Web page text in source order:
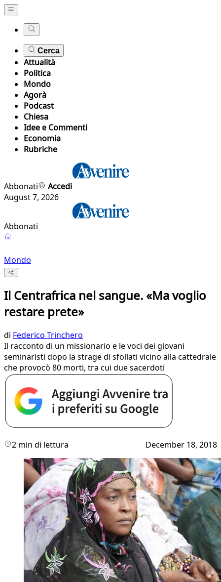
Cerca
Attualità
Politica
Mondo
Agorà
Podcast
Chiesa
Idee e Commenti
Economia
Rubriche
Abbonati
Accedi
August 7, 2026
Abbonati
Mondo
Il Centrafrica nel sangue. «Ma voglio
restare prete»
di Federico Trinchero
Il racconto di un missionario e le voci dei giovani
seminaristi dopo la strage di sfollati vicino alla cattedrale
che provocò 80 morti, tra cui due sacerdoti
2 min di lettura December 18, 2018